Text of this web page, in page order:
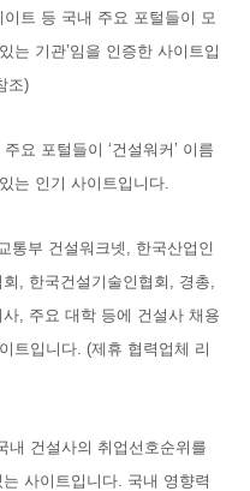
트 등 국내 주요 포털들이 모
는 기관’임을 인증한 사이트입
조)
요 포털들이 ‘건설워커’ 이름
는 인기 사이트입니다.
통부 건설워크넷, 한국산업인
, 한국건설기술인협회, 경총,
, 주요 대학 등에 건설사 채용
트입니다. (제휴 협력업체 리
내 건설사의 취업선호순위를
사이트입니다. 국내 영향력